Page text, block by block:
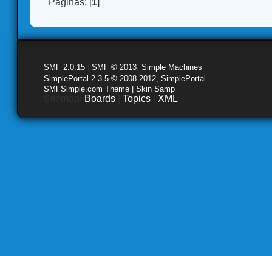
Páginas: [1]
SMF 2.0.15 SMF © 2013 Simple Machines
SimplePortal 2.3.5 © 2008-2012, SimplePortal
SMFSimple.com Theme | Skin Samp
Boards Topics XML